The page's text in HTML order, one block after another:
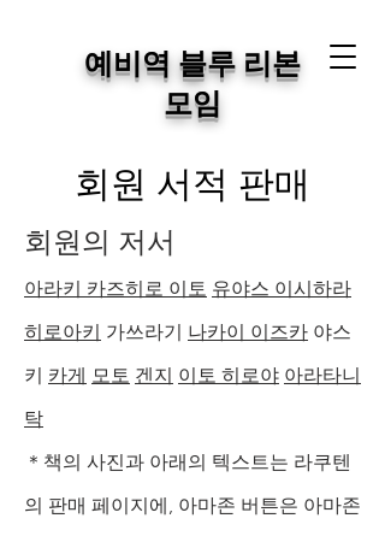
예비역 블루 리본
모임
회원 서적 판매
회원의 저서
아라키 카즈히로 이토 유야스 이시하라
히로아키 가쓰라기 나카이 이즈카 야스
키 카게 모토 겐지 이토 히로야 아라타니
탁
＊책의 사진과 아래의 텍스트는 라쿠텐
의 판매 페이지에, 아마존 버튼은 아마존